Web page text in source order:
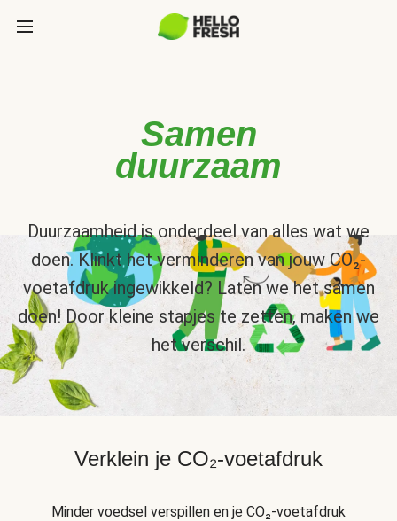
Samen
duurzaam
Duurzaamheid is onderdeel van alles wat we
doen. Klinkt het verminderen van jouw CO₂-
voetafdruk ingewikkeld? Laten we het samen
doen! Door kleine stapjes te zetten, maken we
het verschil.
Verklein je CO₂-voetafdruk
Minder voedsel verspillen en je CO₂-voetafdruk